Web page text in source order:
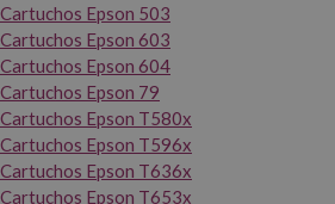
Cartuchos Epson 503
Cartuchos Epson 603
Cartuchos Epson 604
Cartuchos Epson 79
Cartuchos Epson T580x
Cartuchos Epson T596x
Cartuchos Epson T636x
Cartuchos Epson T653x